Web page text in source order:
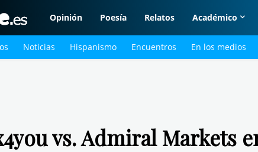
Opinión Poesía Relatos Académico
Noticias Hispanismo Encuentros En los medios
vs. Admiral Markets